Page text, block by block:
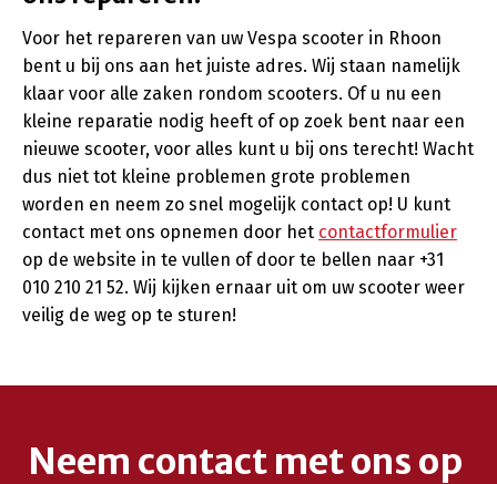
Voor het repareren van uw Vespa scooter in Rhoon
bent u bij ons aan het juiste adres. Wij staan namelijk
klaar voor alle zaken rondom scooters. Of u nu een
kleine reparatie nodig heeft of op zoek bent naar een
nieuwe scooter, voor alles kunt u bij ons terecht! Wacht
dus niet tot kleine problemen grote problemen
worden en neem zo snel mogelijk contact op! U kunt
contact met ons opnemen door het contactformulier
op de website in te vullen of door te bellen naar +31
010 210 21 52. Wij kijken ernaar uit om uw scooter weer
veilig de weg op te sturen!
Neem contact met ons op